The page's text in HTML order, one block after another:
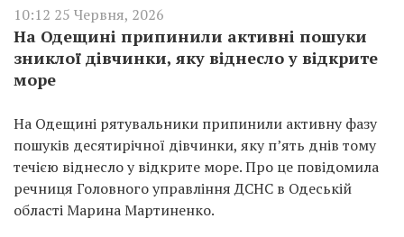
10:12 25 Червня, 2026
На Одещині припинили активні пошуки
зниклої дівчинки, яку віднесло у відкрите
море
На Одещині рятувальники припинили активну фазу
пошуків десятирічної дівчинки, яку п’ять днів тому
течією віднесло у відкрите море. Про це повідомила
речниця Головного управління ДСНС в Одеській
області Марина Мартиненко.